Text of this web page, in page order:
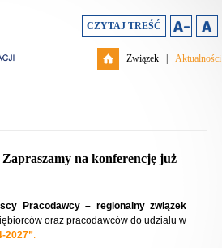
CZYTAJ TREŚĆ
Związek Aktualności
na konferencję już
Pracodawcy – regionalny związek
oraz pracodawców do udziału w
2027”.